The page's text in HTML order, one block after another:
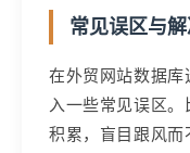
常见误区与
在外贸网站数据库
入一些常见误区
积累，盲目跟风